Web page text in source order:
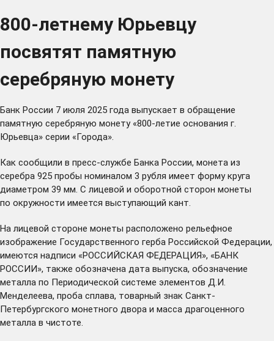
800-летнему Юрьевцу
посвятят памятную
серебряную монету
Банк России 7 июля 2025 года выпускает в обращение
памятную серебряную монету «800-летие основания г.
Юрьевца» серии «Города».
Как сообщили в пресс-службе Банка России, монета из
серебра 925 пробы номиналом 3 рубля имеет форму круга
диаметром 39 мм. С лицевой и оборотной сторон монеты
по окружности имеется выступающий кант.
На лицевой стороне монеты расположено рельефное
изображение Государственного герба Российской Федерации,
имеются надписи «РОССИЙСКАЯ ФЕДЕРАЦИЯ», «БАНК
РОССИИ», также обозначена дата выпуска, обозначение
металла по Периодической системе элементов Д.И.
Менделеева, проба сплава, товарный знак Санкт-
Петербургского монетного двора и масса драгоценного
металла в чистоте.